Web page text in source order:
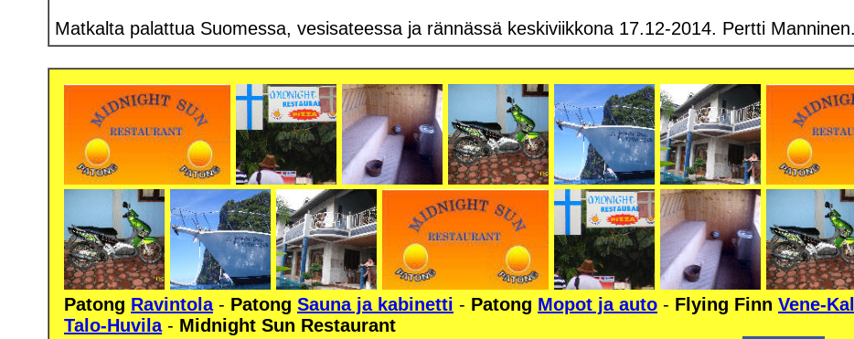
Matkalta palattua Suomessa, vesisateessa ja rännässä keskiviikkona 17.12-2014. Pertti Manninen.
Patong Ravintola- Patong Sauna ja kabinetti - Patong Mopot ja auto - Flying Finn Vene-
Talo-Huvila- Midnight Sun Restaurant